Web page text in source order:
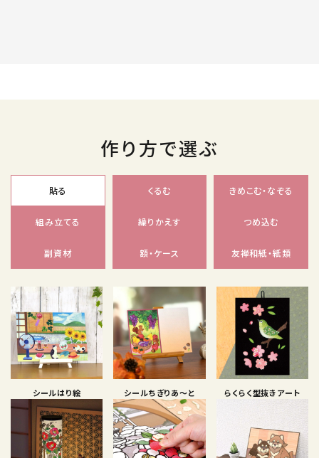
作り方で選ぶ
貼る くるむ きめこむ・なぞる
組み立てる 繰りかえす つめ込む
副資材 額・ケース 友禅和紙・紙類
シールはり絵 シールちぎりあ〜と らくらく型抜きアート